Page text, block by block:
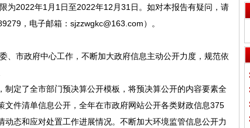
为2022年1月1日至2022年12月31日。如对本报告有疑问，请
，电子邮箱：sjzzwgkc@163.com）。
、市政府中心工作，不断加大政府信息主动公开力度，规范依
制定了全市部门预决算公开模板，将预决算公开的内容要素全
件清单信息公开，全年在市政府网站公开各类财政信息375
态和应对处置工作进展情况。不断加大环境监管信息公开力